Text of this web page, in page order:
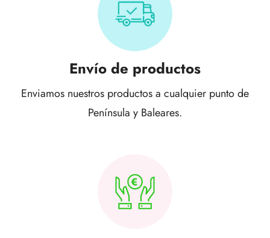
Envío de productos
Enviamos nuestros productos a cualquier punto de
Península y Baleares.